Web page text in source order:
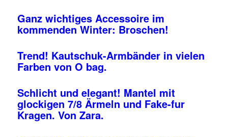
Ganz wichtiges Accessoire im
kommenden Winter: Broschen!
Trend! Kautschuk-Armbänder in vielen
Farben von O bag.
Schlicht und elegant! Mantel mit
glockigen 7/8 Ärmeln und Fake-fur
Kragen. Von Zara.